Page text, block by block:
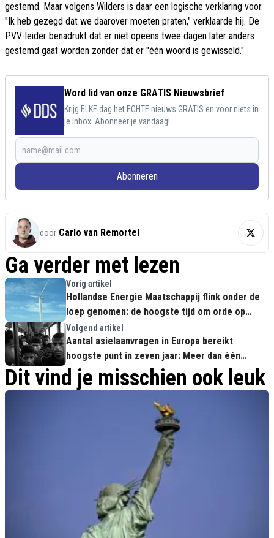
gestemd. Maar volgens Wilders is daar een logische verklaring voor.
"Ik heb gezegd dat we daarover moeten praten," verklaarde hij. De
PVV-leider benadrukt dat er niet opeens twee dagen later anders
gestemd gaat worden zonder dat er "één woord is gewisseld."
Word lid van onze GRATIS Nieuwsbrief
Krijg ELKE dag het ECHTE nieuws GRATIS en voor niets in
je inbox. Abonneer je vandaag!
Abonneren
door Carlo van Remortel
Ga verder met lezen
Vorig artikel
Hollandse Energie Maatschappij flink onder de
loep genomen: de hoogste tijd om orde op
zaken te stellen
Volgend artikel
Aantal asielaanvragen in Europa bereikt
hoogste punt in zeven jaar: Meer dan één
miljoen asielzoekers!
Dit vind je misschien ook leuk